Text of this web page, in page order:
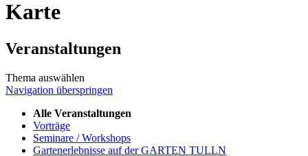
Karte
Veranstaltungen
Thema auswählen
Navigation überspringen
Alle Veranstaltungen
Vorträge
Seminare / Workshops
Gartenerlebnisse auf der GARTEN TULLN